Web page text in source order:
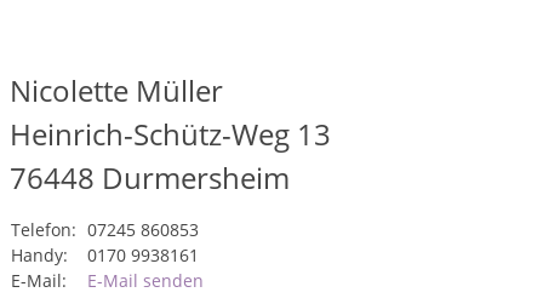
Nicolette Müller
Heinrich-Schütz-Weg 13
76448 Durmersheim
Telefon: 07245 860853
Handy:
0170 9938161
E-Mail:
E-Mail senden